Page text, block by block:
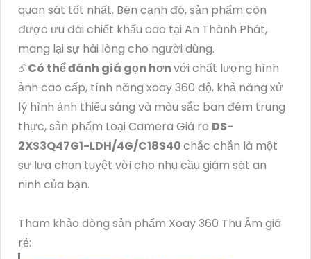
quan sát tốt nhất. Bên cạnh đó, sản phẩm còn
được ưu đãi chiết khấu cao tại An Thành Phát,
mang lại sự hài lòng cho người dùng.
☄️Có thể đánh giá gọn hơnvới chất lượng hình
ảnh cao cấp, tính năng xoay 360 độ, khả năng xử
lý hình ảnh thiếu sáng và màu sắc ban đêm trung
thực, sản phẩm Loại Camera Giá re DS-
2XS3Q47G1-LDH/4G/C18S40chắc chắn là một
sự lựa chọn tuyệt vời cho nhu cầu giám sát an
ninh của bạn.
Tham khảo dòng sản phẩm Xoay 360 Thu Âm giá
rẻ: